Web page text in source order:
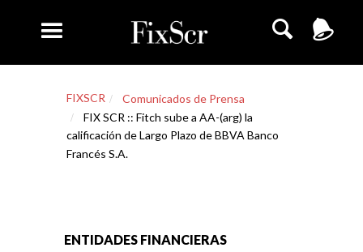
FIXSCR
Comunicados de Prensa
FIX SCR :: Fitch sube a AA-(arg) la
calificación de Largo Plazo de BBVA Banco
Francés S.A.
ENTIDADES FINANCIERAS